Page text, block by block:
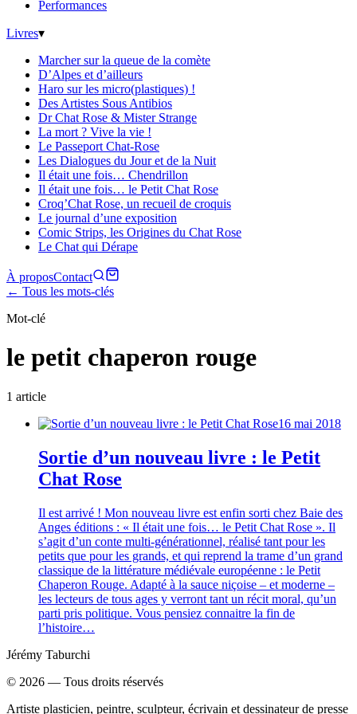
Performances
Livres▾
Marcher sur la queue de la comète
D’Alpes et d’ailleurs
Haro sur les micro(plastiques) !
Des Artistes Sous Antibios
Dr Chat Rose & Mister Strange
La mort ? Vive la vie !
Le Passeport Chat-Rose
Les Dialogues du Jour et de la Nuit
Il était une fois… Chendrillon
Il était une fois… le Petit Chat Rose
Croq’Chat Rose, un recueil de croquis
Le journal d’une exposition
Comic Strips, les Origines du Chat Rose
Le Chat qui Dérape
À proposContact
← Tous les mots-clés
Mot-clé
le petit chaperon rouge
1 article
16 mai 2018
Sortie d’un nouveau livre : le Petit
Chat Rose
Il est arrivé ! Mon nouveau livre est enfin sorti chez Baie des
Anges éditions : « Il était une fois… le Petit Chat Rose ». Il
s’agit d’un conte multi-générationnel, réalisé tant pour les
petits que pour les grands, et qui reprend la trame d’un grand
classique de la littérature médiévale européenne : le Petit
Chaperon Rouge. Adapté à la sauce niçoise – et moderne –
les lecteurs de tous ages y verront tant un récit moral, qu’un
parti pris politique. Vous pensiez connaitre la fin de
l’histoire…
Jérémy Taburchi
© 2026 — Tous droits réservés
Artiste plasticien, peintre, sculpteur, écrivain et dessinateur de presse